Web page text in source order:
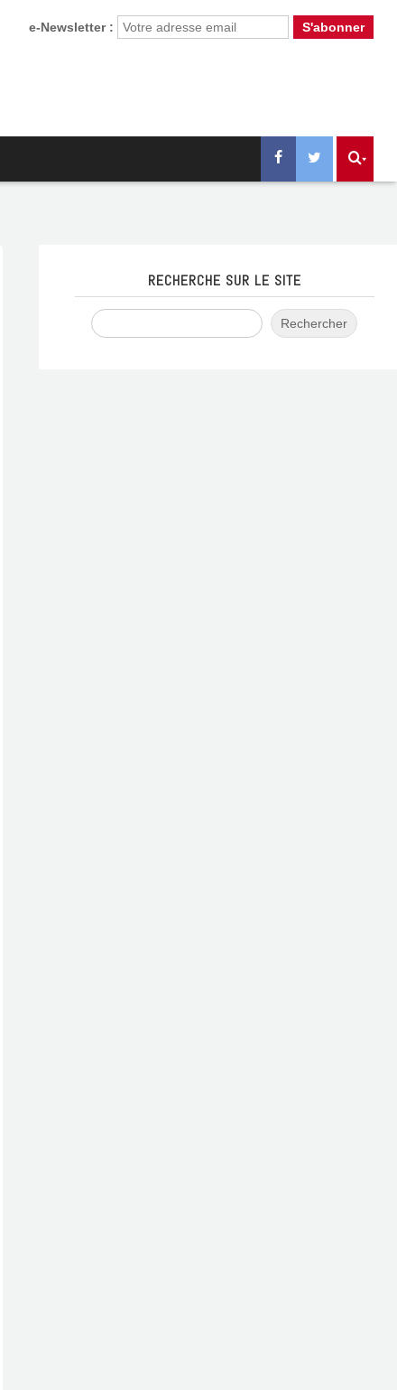
e-Newsletter :
RECHERCHE SUR LE SITE